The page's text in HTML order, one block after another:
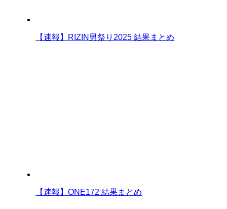
【速報】RIZIN男祭り2025 結果まとめ
【速報】ONE172 結果まとめ